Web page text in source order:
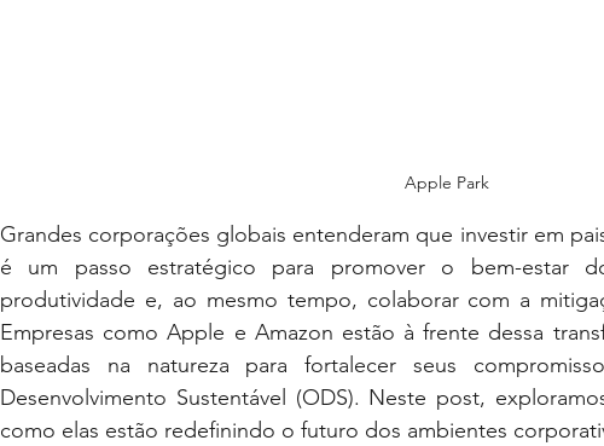
Apple Park
Grandes corporações globais entenderam que investir em
é um passo estratégico para promover o bem-estar
produtividade e, ao mesmo tempo, colaborar com a
Empresas como Apple e Amazon estão à frente dessa
baseadas na natureza para fortalecer seus
Desenvolvimento Sustentável (ODS). Neste post,
como elas estão redefinindo o futuro dos ambientes